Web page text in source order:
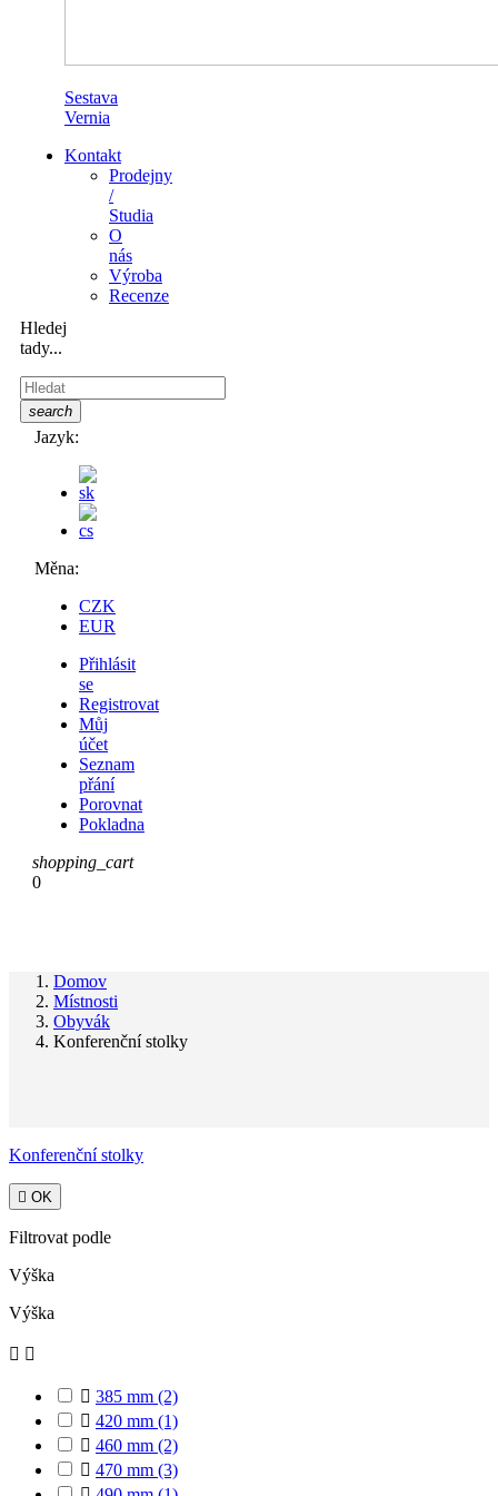
Sestava
Vernia
Kontakt
Prodejny
/
Studia
O
nás
Výroba
Recenze
Hledej
tady...
search
Jazyk:
Měna:
CZK
EUR
Přihlásit
se
Registrovat
Můj
účet
Seznam
přání
Porovnat
Pokladna
shopping_cart
0
Domov
Místnosti
Obyvák
Konferenční stolky
Konferenční stolky
 OK
Filtrovat podle
Výška
Výška
 
 385 mm (2)
 420 mm (1)
 460 mm (2)
 470 mm (3)